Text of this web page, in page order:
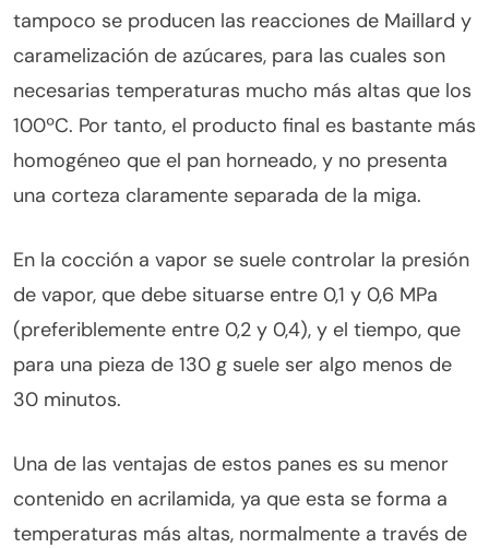
tampoco se producen las reacciones de Maillard y
caramelización de azúcares, para las cuales son
necesarias temperaturas mucho más altas que los
100ºC. Por tanto, el producto final es bastante más
homogéneo que el pan horneado, y no presenta
una corteza claramente separada de la miga.
En la cocción a vapor se suele controlar la presión
de vapor, que debe situarse entre 0,1 y 0,6 MPa
(preferiblemente entre 0,2 y 0,4), y el tiempo, que
para una pieza de 130 g suele ser algo menos de
30 minutos.
Una de las ventajas de estos panes es su menor
contenido en acrilamida, ya que esta se forma a
temperaturas más altas, normalmente a través de